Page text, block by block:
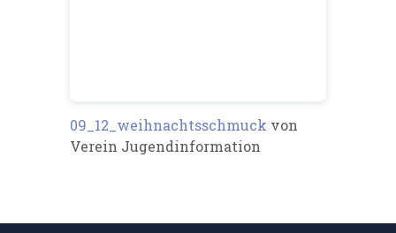
09_12_weihnachtsschmuck von
Verein Jugendinformation